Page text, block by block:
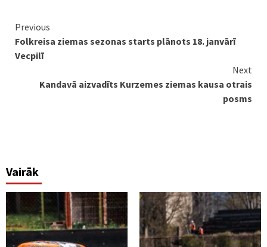
Continue
Reading
Previous
Folkreisa ziemas sezonas starts plānots 18. janvārī
Vecpilī
Next
Kandavā aizvadīts Kurzemes ziemas kausa otrais
posms
Vairāk